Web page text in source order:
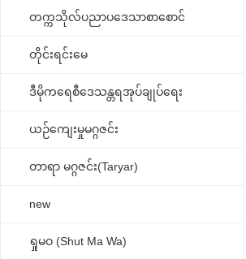
တက္ကသိုလ်ပညာပဒေသာစာစောင်
တိုင်းရင်းမေ
ဒီမိုကရေစီဒေသန္တရအုပ်ချုပ်ရေး
ယဉ်ကျေးမှုမဂ္ဂဇင်း
တာရာ မဂ္ဂဇင်း(Taryar)
new
ရှုမဝ (Shut Ma Wa)